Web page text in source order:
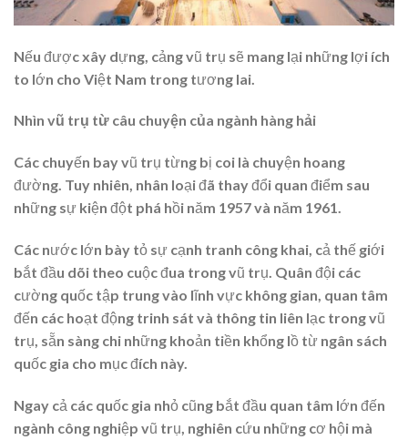
Nếu được xây dựng, cảng vũ trụ sẽ mang lại những lợi ích
to lớn cho Việt Nam trong tương lai.
Nhìn vũ trụ từ câu chuyện của ngành hàng hải
Các chuyến bay vũ trụ từng bị coi là chuyện hoang
đường. Tuy nhiên, nhân loại đã thay đổi quan điểm sau
những sự kiện đột phá hồi năm 1957 và năm 1961.
Các nước lớn bày tỏ sự cạnh tranh công khai, cả thế giới
bắt đầu dõi theo cuộc đua trong vũ trụ. Quân đội các
cường quốc tập trung vào lĩnh vực không gian, quan tâm
đến các hoạt động trinh sát và thông tin liên lạc trong vũ
trụ, sẵn sàng chi những khoản tiền khổng lồ từ ngân sách
quốc gia cho mục đích này.
Ngay cả các quốc gia nhỏ cũng bắt đầu quan tâm lớn đến
ngành công nghiệp vũ trụ, nghiên cứu những cơ hội mà